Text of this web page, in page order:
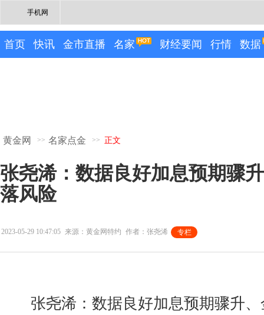
手机网
首页 快讯 金市直播 名家 财经要闻 行情 数据
黄金网 >> 名家点金 >> 正文
张尧浠：数据良好加息预期骤
落风险
2023-05-29 10:47:05 来源：黄金网特约 作者：张尧浠 专栏
专栏
张尧浠：数据良好加息预期骤升、